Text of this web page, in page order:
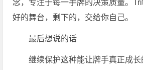
念，专注于每一手牌的决策质量。
好的舞台，剩下的，交给你自己。
最后想说的话
继续保护这种能让牌手真正成